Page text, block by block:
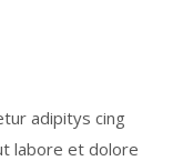
adipitys cing
labore et dolore